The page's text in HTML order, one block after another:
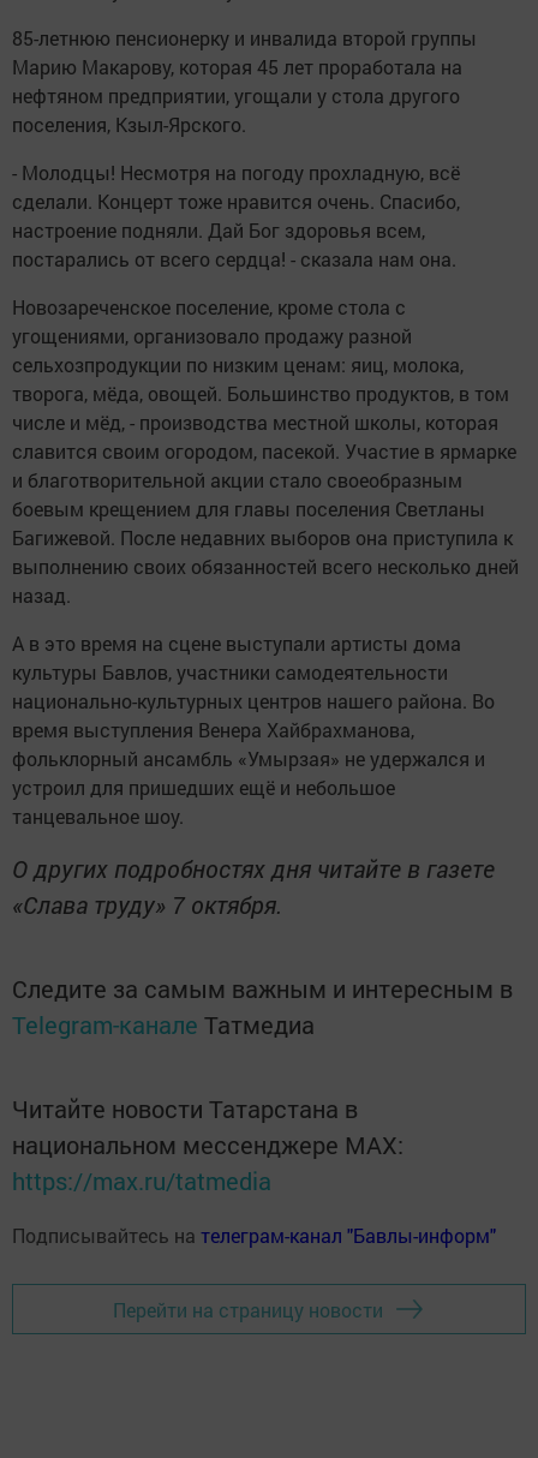
85-летнюю пенсионерку и инвалида второй группы
Марию Макарову, которая 45 лет проработала на
нефтяном предприятии, угощали у стола другого
поселения, Кзыл-Ярского.
- Молодцы! Несмотря на погоду прохладную, всё
сделали. Концерт тоже нравится очень. Спасибо,
настроение подняли. Дай Бог здоровья всем,
постарались от всего сердца! - сказала нам она.
Новозареченское поселение, кроме стола с
угощениями, организовало продажу разной
сельхозпродукции по низким ценам: яиц, молока,
творога, мёда, овощей. Большинство продуктов, в том
числе и мёд, - производства местной школы, которая
славится своим огородом, пасекой. Участие в ярмарке
и благотворительной акции стало своеобразным
боевым крещением для главы поселения Светланы
Багижевой. После недавних выборов она приступила к
выполнению своих обязанностей всего несколько дней
назад.
А в это время на сцене выступали артисты дома
культуры Бавлов, участники самодеятельности
национально-культурных центров нашего района. Во
время выступления Венера Хайбрахманова,
фольклорный ансамбль «Умырзая» не удержался и
устроил для пришедших ещё и небольшое
танцевальное шоу.
О других подробностях дня читайте в газете
«Слава труду» 7 октября.
Следите за самым важным и интересным в
Telegram-канале Татмедиа
Читайте новости Татарстана в
национальном мессенджере MАХ:
https://max.ru/tatmedia
Подписывайтесь на телеграм-канал "Бавлы-информ"
Перейти на страницу новости